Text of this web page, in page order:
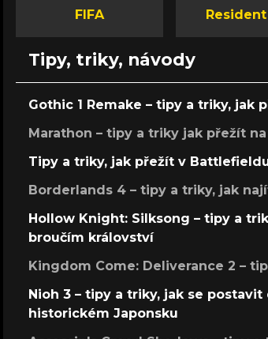
FIFA
Tipy, triky, návody
Gothic 1 Remake – tipy a triky, jak
Marathon – tipy a triky jak přežít
Tipy a triky, jak přežít v
Borderlands 4 – tipy a triky, jak
Hollow Knight: Silksong – tipy a
broučím království
Kingdom Come: Deliverance 2 –
Nioh 3 – tipy a triky, jak se
historickém Japonsku